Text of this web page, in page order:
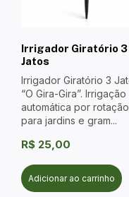
Irrigador Giratório 3
Jatos
Irrigador Giratório 3
“O Gira-Gira”. Irrigação
automática por rotação
para jardins e gram...
R$ 25,00
Adicionar ao carrinho